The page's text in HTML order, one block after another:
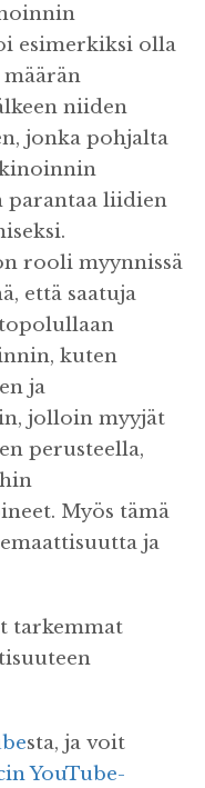
esimerkiksi olla
niiden
jonka pohjalta
parantaa liidien
rooli myynnissä
että saatuja
kuten
ja
jolloin myyjät
perusteella,
Myös tämä
ja
tarkemmat
sta, ja voit
YouTube-